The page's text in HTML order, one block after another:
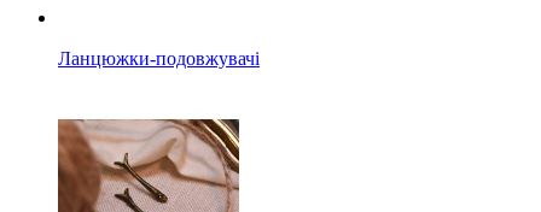
Ланцюжки-подовжувачі